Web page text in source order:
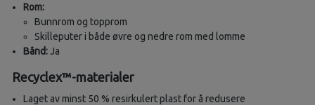
Rom:
Bunnrom og topprom
Skilleputer i både øvre og nedre rom med lomme
Bånd:Ja
Recyclex™-materialer
Laget av minst 50 % resirkulert plast for å redusere